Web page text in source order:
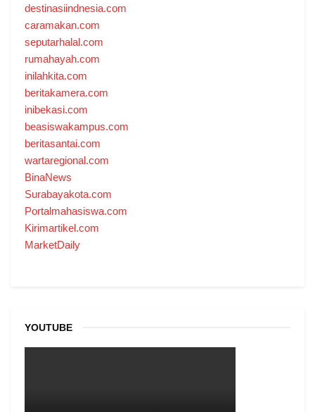
destinasiindnesia.com
caramakan.com
seputarhalal.com
rumahayah.com
inilahkita.com
beritakamera.com
inibekasi.com
beasiswakampus.com
beritasantai.com
wartaregional.com
BinaNews
Surabayakota.com
Portalmahasiswa.com
Kirimartikel.com
MarketDaily
YOUTUBE